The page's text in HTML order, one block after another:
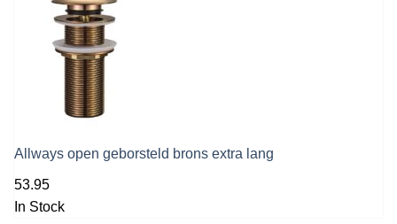
Allways open geborsteld brons extra lang
53.95
In Stock